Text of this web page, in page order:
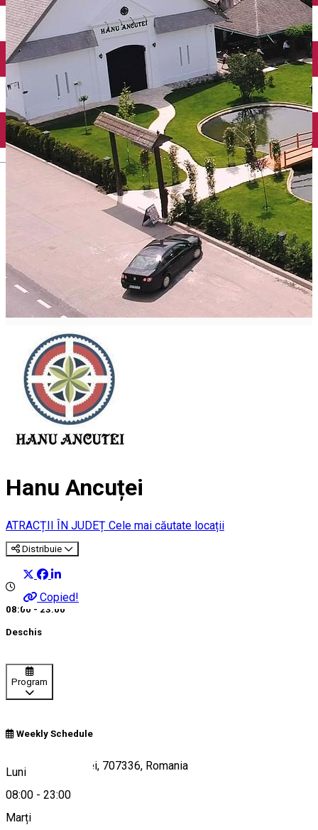
English
Mănăstirea Bistrița
Lacul Izvorul Muntelui
Casa memorială „Ion Creangă” din Humuleşti
Mănăstirea Secu
Lacul Cuejdel
Hanu Ancuței
ATRACȚII ÎN JUDEȚ Cele mai căutate locații
Distribuie
Copied!
08:00 - 23:00
Deschis
Program
Weekly Schedule
Luni
08:00 - 23:00
Marți
E85, Hanul Ancuței, 707336, Romania
Hartă